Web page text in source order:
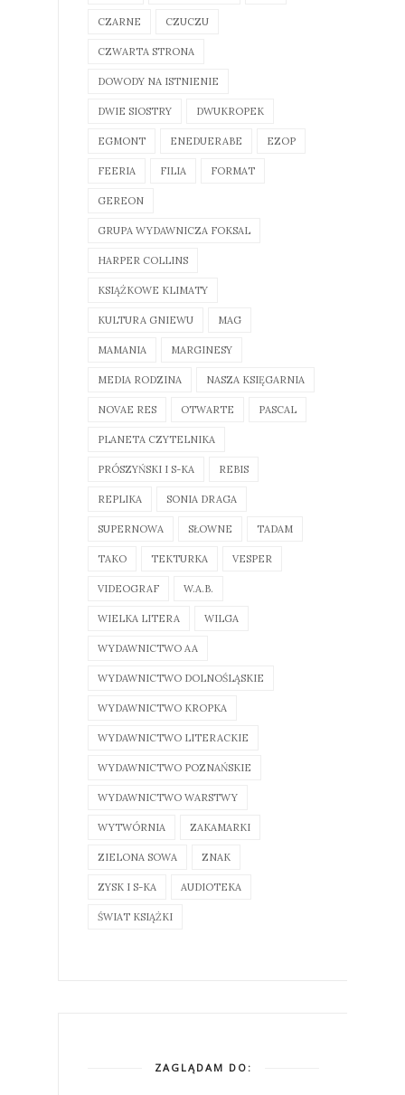
CZARNE CZUCZU
CZWARTA STRONA
DOWODY NA ISTNIENIE
DWIE SIOSTRY DWUKROPEK
EGMONT ENEDUERABE EZOP
FEERIA FILIA FORMAT
GEREON
GRUPA WYDAWNICZA FOKSAL
HARPER COLLINS
KSIĄŻKOWE KLIMATY
KULTURA GNIEWU MAG
MAMANIA MARGINESY
MEDIA RODZINA NASZA KSIĘGARNIA
NOVAE RES OTWARTE PASCAL
PLANETA CZYTELNIKA
PRÓSZYŃSKI I S-KA REBIS
REPLIKA SONIA DRAGA
SUPERNOWA SŁOWNE TADAM
TAKO TEKTURKA VESPER
VIDEOGRAF W.A.B.
WIELKA LITERA WILGA
WYDAWNICTWO AA
WYDAWNICTWO DOLNOŚLĄSKIE
WYDAWNICTWO KROPKA
WYDAWNICTWO LITERACKIE
WYDAWNICTWO POZNAŃSKIE
WYDAWNICTWO WARSTWY
WYTWÓRNIA ZAKAMARKI
ZIELONA SOWA ZNAK
ZYSK I S-KA AUDIOTEKA
ŚWIAT KSIĄŻKI
ZAGLĄDAM DO: